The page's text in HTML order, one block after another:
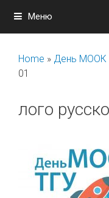
содержимому
Меню
Home » День МООК
01
лого